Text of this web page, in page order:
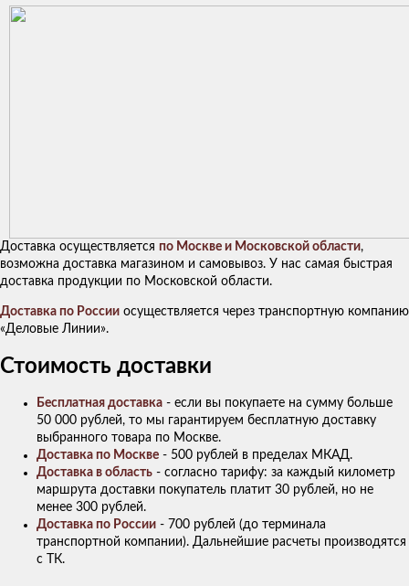
Доставка осуществляется по Москве и Московской области,
возможна доставка магазином и самовывоз. У нас самая быстрая
доставка продукции по Московской области.
Доставка по России осуществляется через транспортную компанию
«Деловые Линии».
Стоимость доставки
Бесплатная доставка - если вы покупаете на сумму больше
50 000 рублей, то мы гарантируем бесплатную доставку
выбранного товара по Москве.
Доставка по Москве - 500 рублей в пределах МКАД.
Доставка в область - согласно тарифу: за каждый километр
маршрута доставки покупатель платит 30 рублей, но не
менее 300 рублей.
Доставка по России - 700 рублей (до терминала
транспортной компании). Дальнейшие расчеты производятся
с ТК.